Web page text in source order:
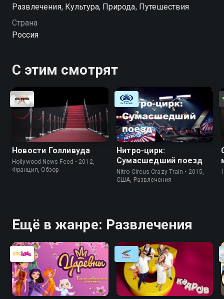
Развлечения, Культура, Природа, Путешествия
Страна
Россия
С этим смотрят
Новости Голливуда
Hollywood News Feed • 2012,
Франция, Обзор
Нитро-цирк:
Сумасшедший поезд
Nitro Circus Crazy Train • 2015,
США, Развлечения
Ещё в жанре: Развлечения